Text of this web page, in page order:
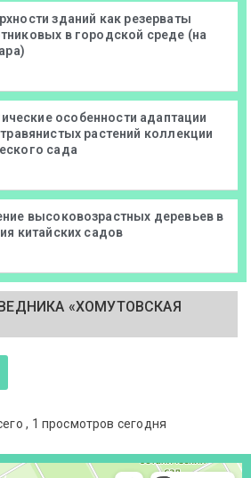
зданий как резерваты
в городской среде (на
особенности адаптации
растений коллекции
сада
высоковозрастных деревьев в
китайских садов
«ХОМУТОВСКАЯ
, 1 просмотров сегодня